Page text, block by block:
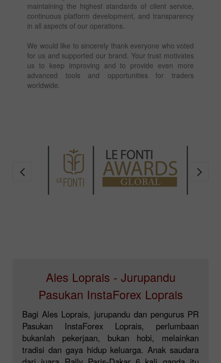
maintaining the highest standards of client service,
continuous platform development, and transparency
in all aspects of our operations.
We would like to sincerely thank everyone who voted
for us and supported our brand. Your trust motivates
us to keep improving and to provide even more
advanced tools and opportunities for traders
worldwide.
Ales Loprais - Jurupandu
Pasukan InstaForex Loprais
Bagi Ales Loprais, jurupandu dan pengurus PR
Pasukan InstaForex Loprais, perlumbaan
bukanlah pekerjaan, bukan hobi, melainkan
tradisi dan gaya hidup keluarga. Anak saudara